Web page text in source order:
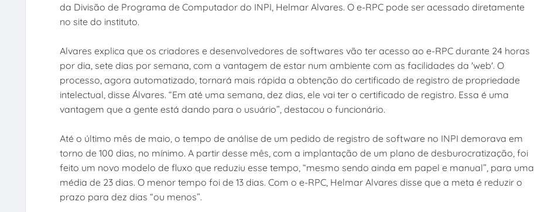
da Divisão de Programa de Computador do INPI, Helmar Alvares. O e-RPC pode ser acessado diretamente
no site do instituto.
Alvares explica que os criadores e desenvolvedores de softwares vão ter acesso ao e-RPC durante 24 horas
por dia, sete dias por semana, com a vantagem de estar num ambiente com as facilidades da 'web'. O
processo, agora automatizado, tornará mais rápida a obtenção do certificado de registro de propriedade
intelectual, disse Álvares. “Em até uma semana, dez dias, ele vai ter o certificado de registro. Essa é uma
vantagem que a gente está dando para o usuário”, destacou o funcionário.
Até o último mês de maio, o tempo de análise de um pedido de registro de software no INPI demorava em
torno de 100 dias, no mínimo. A partir desse mês, com a implantação de um plano de desburocratização, foi
feito um novo modelo de fluxo que reduziu esse tempo, “mesmo sendo ainda em papel e manual”, para uma
média de 23 dias. O menor tempo foi de 13 dias. Com o e-RPC, Helmar Alvares disse que a meta é reduzir o
prazo para dez dias “ou menos”.